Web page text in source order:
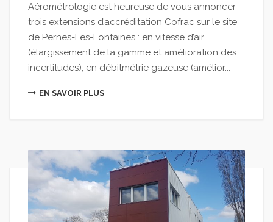
Aérométrologie est heureuse de vous annoncer
trois extensions d’accréditation Cofrac sur le site
de Pernes-Les-Fontaines : en vitesse d’air
(élargissement de la gamme et amélioration des
incertitudes), en débitmétrie gazeuse (amélior...
EN SAVOIR PLUS